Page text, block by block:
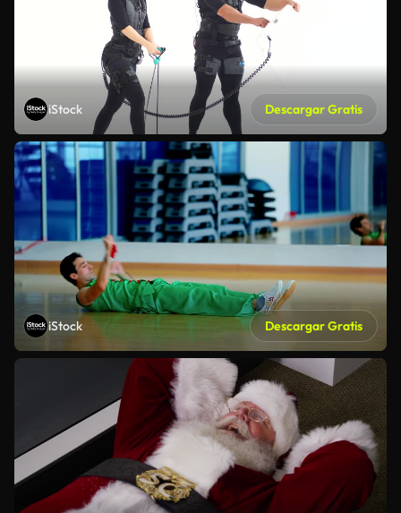
iStock Descargar Gratis
iStock Descargar Gratis